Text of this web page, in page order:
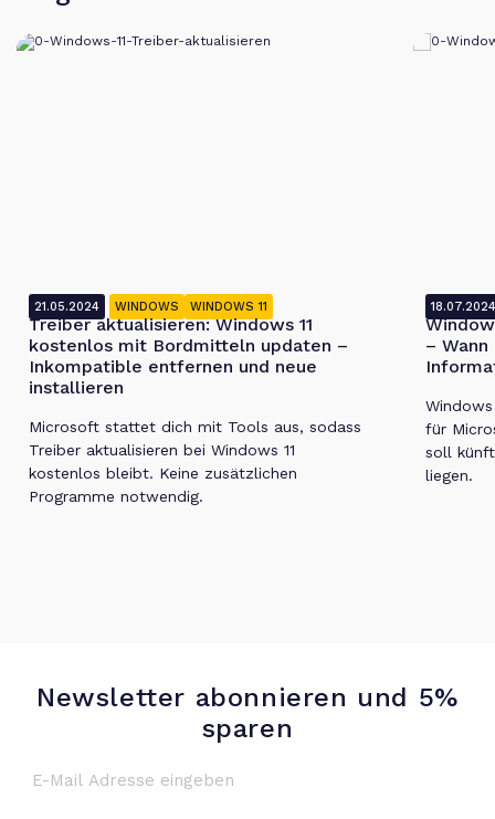
21.05.2024 WINDOWS WINDOWS 11
Treiber aktualisieren: Windows 11
kostenlos mit Bordmitteln updaten –
Inkompatible entfernen und neue
installieren
Microsoft stattet dich mit Tools aus, sodass
Treiber aktualisieren bei Windows 11
kostenlos bleibt. Keine zusätzlichen
Programme notwendig.
–
für
soll
liegen.
Newsletter abonnieren und 5%
sparen